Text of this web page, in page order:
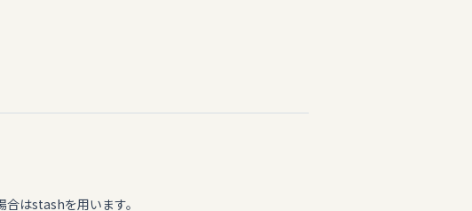
はstashを用います。